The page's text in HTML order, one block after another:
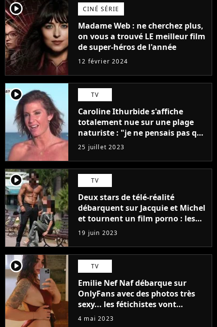
player2 CINÉ SÉRIE
Madame Web : ne cherchez plus,
on vous a trouvé LE meilleur film
de super-héros de l'année
12 février 2024
player2 TV
Caroline Ithurbide s'affiche
totalement nue sur une plage
naturiste : "je ne pensais pas que
j'arriverais à le faire..."
25 juillet 2023
player2 TV
Deux stars de télé-réalité
débarquent sur Jacquie et Michel
et tournent un film porno : les
premières images du tournage
(exclu)
19 juin 2023
player2 TV
Emilie Nef Naf débarque sur
OnlyFans avec des photos très
sexy... les fétichistes vont
prendre leur pied !
4 mai 2023